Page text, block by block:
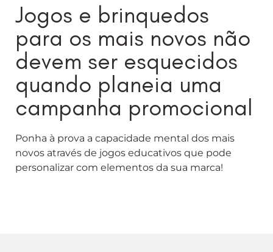
Jogos e brinquedos
para os mais novos não
devem ser esquecidos
quando planeia uma
campanha promocional
Ponha à prova a capacidade mental dos mais
novos através de jogos educativos que pode
personalizar com elementos da sua marca!